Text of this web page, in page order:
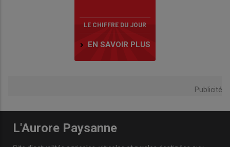
LE CHIFFRE DU JOUR
EN SAVOIR PLUS
Publicité
L'Aurore Paysanne